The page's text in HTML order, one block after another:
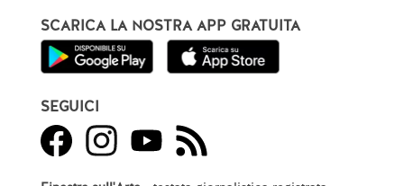
SCARICA LA NOSTRA APP GRATUITA
SEGUICI